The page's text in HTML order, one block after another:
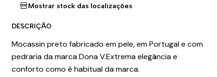
Mostrar stock das localizações
DESCRIÇÃO
Mocassin preto fabricado em pele, em Portugal e com
pedraria da marca Dona V.Extrema elegância e
conforto como é habitual da marca.